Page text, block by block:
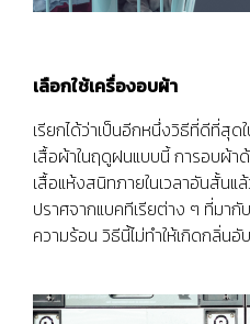
เลือกใช้เครื่องอบผ้า
เรียกได้ว่าเป็นอีกหนึ่งวิธีที่ดีที่สุ
เสื้อผ้าในฤดูฝนแบบนี้ การอบผ้า
เสื้อแห้งสนิทภายในเวลาอันสั้นแ
ปราศจากแบคทีเรียต่าง ๆ ที่มา
ความร้อน วิธีนี้ไม่ทำให้เกิดกลิ่น